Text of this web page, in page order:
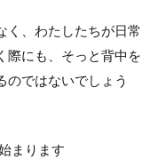
く、わたしたちが日常
際にも、そっと背中を
のではないでしょう
まります